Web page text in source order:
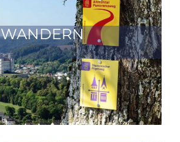
WANDERN